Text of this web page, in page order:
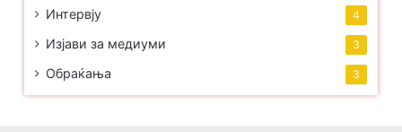
Интервју 4
Изјави за медиуми 3
Обраќања 3